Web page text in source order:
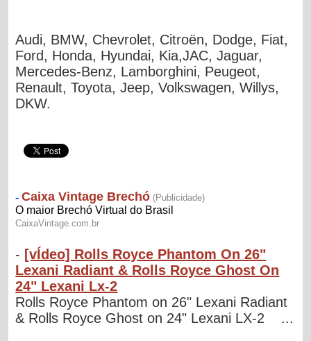
Audi, BMW, Chevrolet, Citroën, Dodge, Fiat,
Ford, Honda, Hyundai, Kia,JAC, Jaguar,
Mercedes-Benz, Lamborghini, Peugeot,
Renault, Toyota, Jeep, Volkswagen, Willys,
DKW.
- [vÍdeo] Rolls Royce Phantom On 26"
Lexani Radiant & Rolls Royce Ghost On
24" Lexani Lx-2
Rolls Royce Phantom on 26" Lexani Radiant
& Rolls Royce Ghost on 24" Lexani LX-2 ...